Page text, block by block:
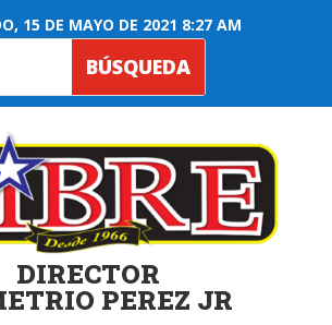
15 DE MAYO DE 2021 8:27 AM
DIRECTOR
PEREZ JR